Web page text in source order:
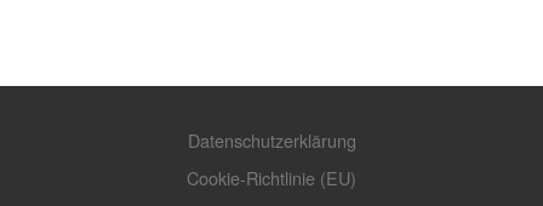
Datenschutzerklärung
Cookie-Richtlinie (EU)